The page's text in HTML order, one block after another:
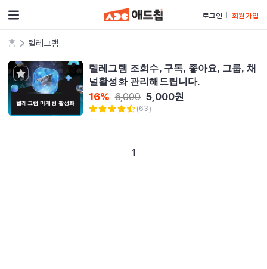
로그인 회원가입
홈 텔레그램
텔레그램 마케팅 활성화
텔레그램 조회수, 구독, 좋아요, 그룹, 채
널활성화 관리해드립니다.
16% 6,000 5,000원
(63)
1